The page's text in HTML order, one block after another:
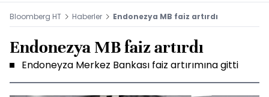
Bloomberg HT Haberler Endonezya MB faiz artırdı
Endonezya MB faiz artırdı
Endoneyza Merkez Bankası faiz artırımına gitti